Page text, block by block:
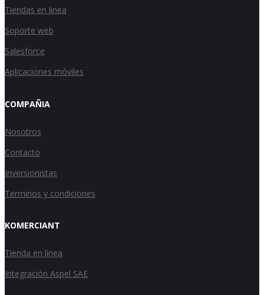
Tiendas en linea
Soporte web
Salesforce
Aplicaciones móviles
COMPAÑIA
Nosotros
Contacto
Inversionistas
Terminos y condiciones
KOMERCIANT
Tienda en linea
Integración Aspel SAE